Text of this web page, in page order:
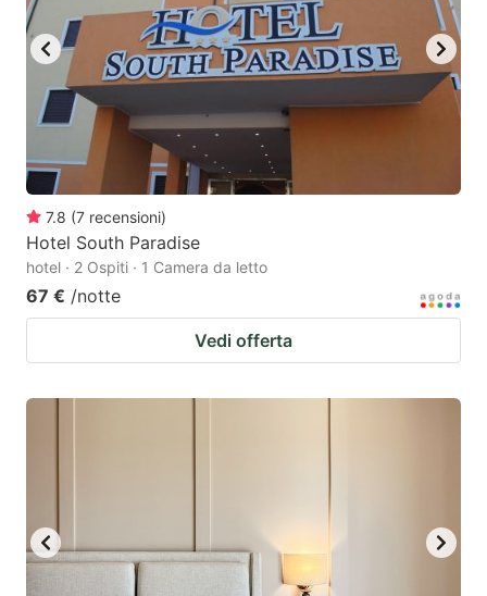
7.8 (7 recensioni)
Hotel South Paradise
hotel · 2 Ospiti · 1 Camera da letto
67 € /notte
Vedi offerta